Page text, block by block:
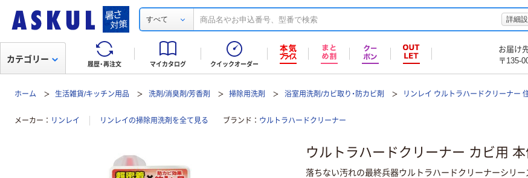
すべて 詳細
履歴・再注文 マイカタログ クイックオーダー
お届け
〒135-
カテゴリー
ホーム 生活雑貨/キッチン用品 洗剤/消臭剤/芳香剤 掃除用洗剤 浴室用洗剤/カビ取り・防カビ剤 リンレイ ウルトラハードクリーナー
メーカー リンレイ リンレイの掃除用洗剤を全て見る ブランド ウルトラハードクリーナー
ウルトラハードクリーナー カビ用
落ちない汚れの最終兵器ウルトラハードクリーナーシリ